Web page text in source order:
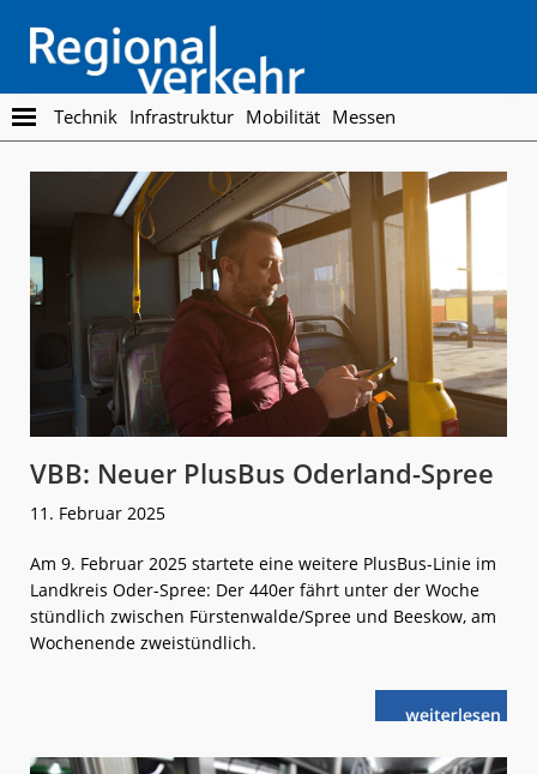
main
content
footer
Regionalverkehr
Die
Fachzeitschrift
Öffentlichen
Personennahverkehr
Technik Infrastruktur Mobilität Messen
VBB: Neuer PlusBus Oderland-Spree
11. Februar 2025
Am 9. Februar 2025 startete eine weitere PlusBus-Linie im
Landkreis Oder-Spree: Der 440er fährt unter der Woche
stündlich zwischen Fürstenwalde/Spree und Beeskow, am
Wochenende zweistündlich.
weiterlese
nVBB:
Oderland-
Spree